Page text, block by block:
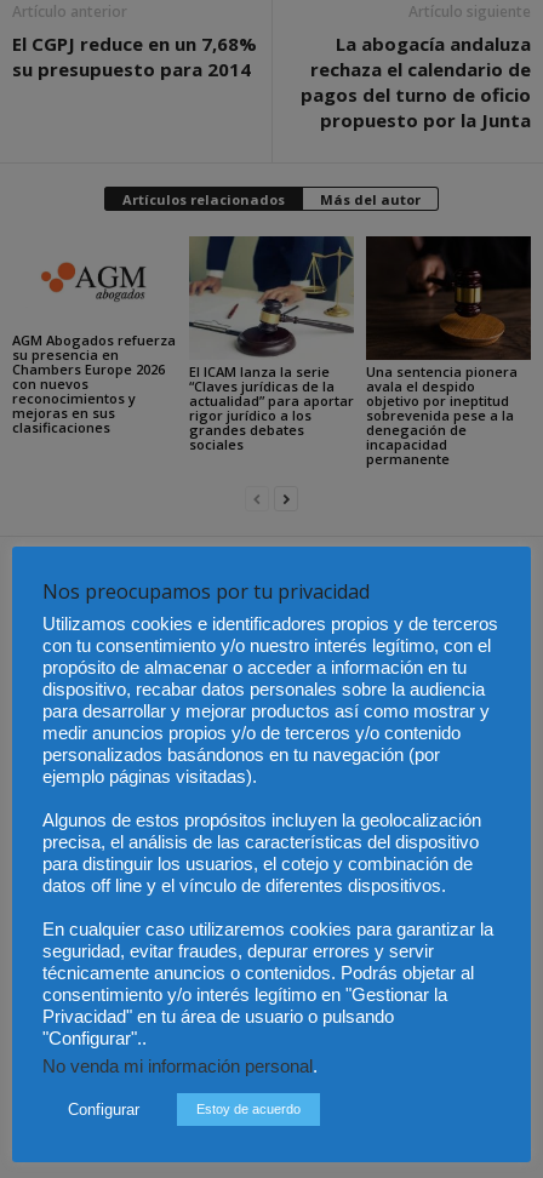
Artículo anterior
El CGPJ reduce en un 7,68%
su presupuesto para 2014
Artículo siguiente
La abogacía andaluza
rechaza el calendario de
pagos del turno de oficio
propuesto por la Junta
Artículos relacionados Más del autor
AGM Abogados refuerza
su presencia en
Chambers Europe 2026
con nuevos
reconocimientos y
mejoras en sus
clasificaciones
El ICAM lanza la serie
“Claves jurídicas de la
actualidad” para aportar
rigor jurídico a los
grandes debates
sociales
Una sentencia pionera
avala el despido
objetivo por ineptitud
sobrevenida pese a la
denegación de
incapacidad
permanente
Save my name, email, and website in this browser for the next time I
comment.
Nos preocupamos por tu privacidad
Utilizamos cookies e identificadores propios y de terceros
con tu consentimiento y/o nuestro interés legítimo, con el
propósito de almacenar o acceder a información en tu
dispositivo, recabar datos personales sobre la audiencia
para desarrollar y mejorar productos así como mostrar y
medir anuncios propios y/o de terceros y/o contenido
personalizados basándonos en tu navegación (por
ejemplo páginas visitadas).
Algunos de estos propósitos incluyen la geolocalización
precisa, el análisis de las características del dispositivo
para distinguir los usuarios, el cotejo y combinación de
datos off line y el vínculo de diferentes dispositivos.
En cualquier caso utilizaremos cookies para garantizar la
seguridad, evitar fraudes, depurar errores y servir
técnicamente anuncios o contenidos. Podrás objetar al
consentimiento y/o interés legítimo en "Gestionar la
Privacidad" en tu área de usuario o pulsando
"Configurar"..
No venda mi información personal .
Configurar Estoy de acuerdo